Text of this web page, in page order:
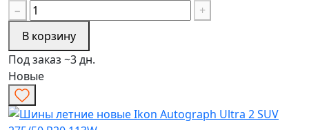
−
+
В корзину
Под заказ ~3 дн.
Новые